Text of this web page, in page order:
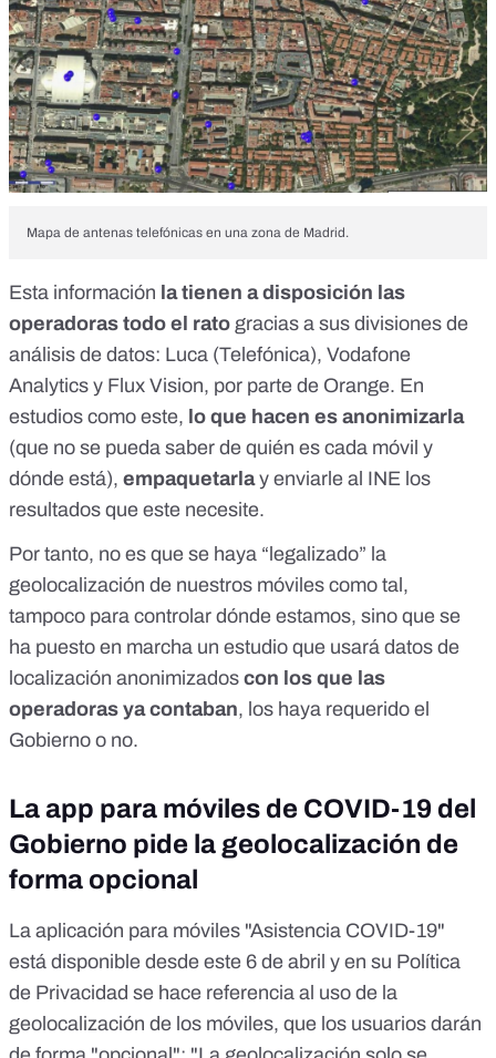
Mapa de antenas telefónicas en una zona de Madrid.
Esta información la tienen a disposición las
operadoras todo el rato gracias a sus divisiones de
análisis de datos: Luca (Telefónica), Vodafone
Analytics y Flux Vision, por parte de Orange. En
estudios como este, lo que hacen es anonimizarla
(que no se pueda saber de quién es cada móvil y
dónde está), empaquetarlay enviarle al INE los
resultados que este necesite.
Por tanto, no es que se haya “legalizado” la
geolocalización de nuestros móviles como tal,
tampoco para controlar dónde estamos, sino que se
ha puesto en marcha un estudio que usará datos de
localización anonimizados con los que las
operadoras ya contaban, los haya requerido el
Gobierno o no.
La app para móviles de COVID-19 del
Gobierno pide la geolocalización de
forma opcional
La aplicación para móviles "Asistencia COVID-19"
está disponible desde este 6 de abril y en su Política
de Privacidad se hace referencia al uso de la
geolocalización de los móviles, que los usuarios darán